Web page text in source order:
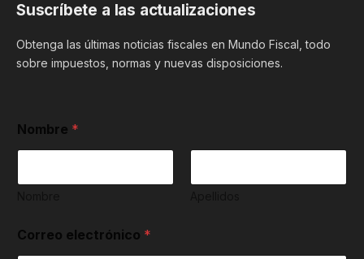
Suscríbete a las actualizaciones
Obtenga las últimas noticias fiscales en Mundo Fiscal, todo
sobre impuestos, normas y nuevas disposiciones.
c
e
t
t
Nombre *
Correo electrónico *